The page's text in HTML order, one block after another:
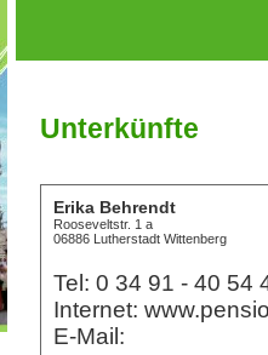
Unterkünfte
Erika Behrendt
Rooseveltstr. 1 a
06886 Lutherstadt Wittenberg
Tel: 0 34 91 - 40 54
Internet:
E-Mail: